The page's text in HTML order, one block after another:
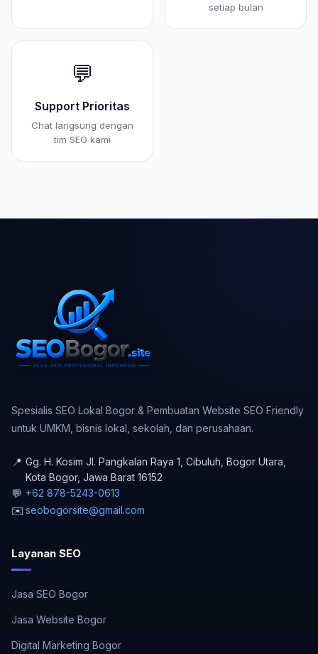
setiap bulan
💬
Support Prioritas
Chat langsung dengan
tim SEO kami
Spesialis SEO Lokal Bogor & Pembuatan Website SEO Friendly
untuk UMKM, bisnis lokal, sekolah, dan perusahaan.
📍 Gg. H. Kosim Jl. Pangkalan Raya 1, Cibuluh, Bogor Utara
Kota Bogor, Jawa Barat 16152
💬 +62 878-5243-0613
✉️ seobogorsite@gmail.com
Layanan SEO
Jasa SEO Bogor
Jasa Website Bogor
Digital Marketing Bogor